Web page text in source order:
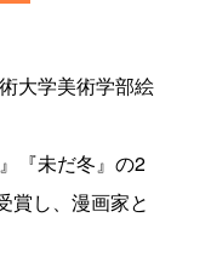
大学美術学部絵
『未だ冬』の2
賞し、漫画家と